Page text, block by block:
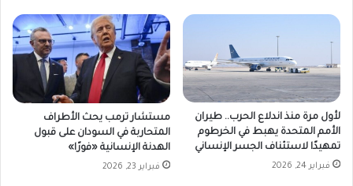
لأول مرة منذ اندلاع الحرب.. طيران
الأمم المتحدة يهبط في الخرطوم
تمهيدًا لاستئناف الجسر الإنساني
فبراير 24, 2026
مستشار ترمب يحث الأطراف
المتحاربة في السودان على قبول
الهدنة الإنسانية «فورًا»
فبراير 23, 2026